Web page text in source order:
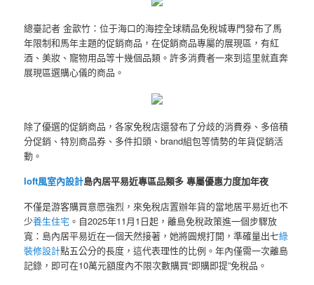
總臺記者 金歆竹：位于海口的海控全球精品免稅城專門發布了馬
年限制和馬年主題的促銷商品，在促銷商品專屬的展現區，有紅
酒、美妝、寵物用品等十幾個品類。許多消費者一來到這里就直奔
展現區選購心儀的商品。
除了優選的促銷商品，各家免稅店還發布了分歧的消費券、多倍積
分促銷、特別商品券、多件扣頭、brand組包等情勢的年貨促銷活
動。
loft風室內設計島內居平易近專區品類多 專屬優惠力度加年夜
不僅是游客購買意愿強烈，來免稅店置辦年貨的當地居平易近也不
少養生住宅 。自2025年11月1日起，離島免稅政策進一個步驟放
寬：島內居平易近在一個天然接著，她將圓規打開，準確量出七綠
裝修設計點五公分的長度，這代表理性的比例。年內僅需一次離島
記錄，即可在10萬元額度內不限次數購買“即購即提”免稅品。